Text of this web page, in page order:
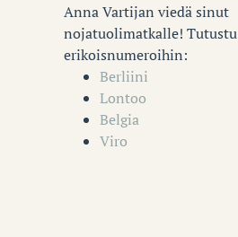
Anna Vartijan viedä sinut
nojatuolimatkalle! Tutustu
erikoisnumeroihin:
Berliini
Lontoo
Belgia
Viro